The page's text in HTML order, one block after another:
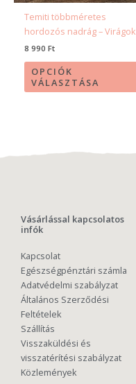
Temiti többméretes
hordozós nadrág – Virágok
8 990Ft
OPCIÓK
VÁLASZTÁSA
Vásárlással kapcsolatos
infók
Kapcsolat
Egészségpénztári számla
Adatvédelmi szabályzat
Általános Szerződési
Feltételek
Szállítás
Visszaküldési és
visszatérítési szabályzat
Közlemények